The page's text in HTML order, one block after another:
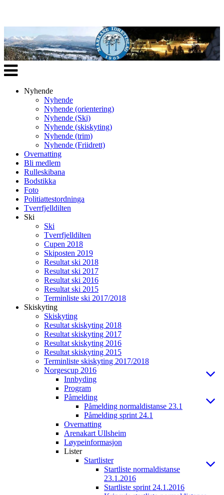
Veksle
navigasjon
Nyhende
Nyhende
Nyhende (orientering)
Nyhende (Ski)
Nyhende (skiskyting)
Nyhende (trim)
Nyhende (Friidrett)
Overnatting
Bli medlem
Rulleskibana
Bodstikka
Foto
Politiattestordninga
Tverrfjelldilten
Ski
Ski
Tverrfjelldilten
Cupen 2018
Skiposten 2019
Resultat ski 2018
Resultat ski 2017
Resultat ski 2016
Resultat ski 2015
Terminliste ski 2017/2018
Skiskyting
Skiskyting
Resultat skiskyting 2018
Resultat skiskyting 2017
Resultat skiskyting 2016
Resultat skiskyting 2015
Terminliste skiskyting 2017/2018
Norgescup 2016
Innbyding
Program
Påmelding
Påmelding normaldistanse 23.1
Påmelding sprint 24.1
Overnatting
Arenakart Ullsheim
Løypeinformasjon
Lister
Startlister
Startliste normaldistanse
23.1.2016
Startliste sprint 24.1.2016